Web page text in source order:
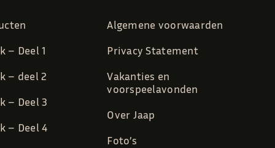
– Deel 1
– deel 2
– Deel 3
– Deel 4
Algemene voorwaarden
Privacy Statement
Vakanties en
voorspeelavonden
Over Jaap
Foto’s